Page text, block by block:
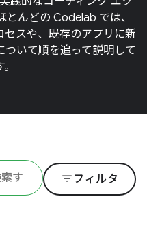
とんどの Codelab では、
スや、既存のアプリに新
ついて順を追って説明して
filter_list フィルタ